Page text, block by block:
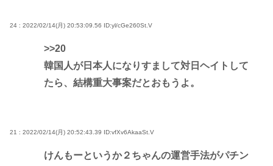
24 : 2022/02/14(月) 20:53:09.56 ID:yl/cGe260St.V
>>20
韓国人が日本人になりすまして対日ヘイトして
たら、結構重大事案だとおもうよ。
21 : 2022/02/14(月) 20:52:43.39 ID:vfXv6AkaaSt.V
けんもーというか２ちゃんの運営手法がパチン